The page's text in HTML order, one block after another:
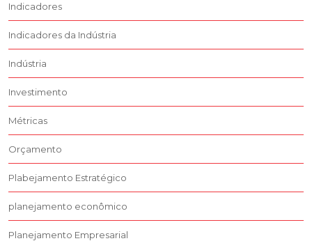
Indicadores
Indicadores da Indústria
Indústria
Investimento
Métricas
Orçamento
Plabejamento Estratégico
planejamento econômico
Planejamento Empresarial